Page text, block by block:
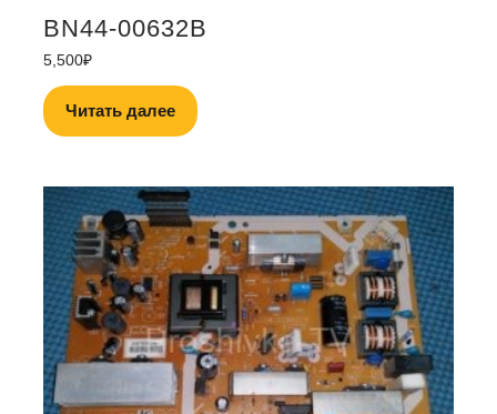
BN44-00632B
5,500₽
Читать далее